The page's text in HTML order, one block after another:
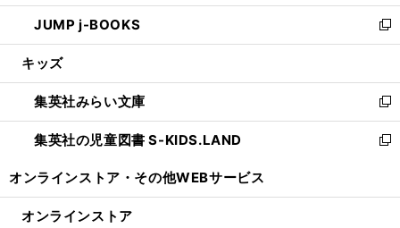
ウ
で
開
ン
ド
ウ
開
く
ウ
ィ
ン
ウ
で
開
く
し
い
ウ
ン
ド
ウ
で
JUMP j-BOOKS
新
し
ウ
ィ
ン
ド
開
キッズ
集英社みらい文庫
新
し
い
ン
集英社の児童図書 S-KIDS.LAND
新
ウ
オンラインストア・ その他WEBサービス
オンラインストア